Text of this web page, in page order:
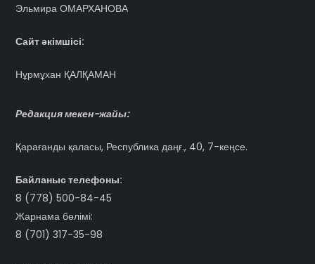
Эльмира ОМАРХАНОВА
Сайт әкімшісі:
Нұрмұхан ҚАЛҚАМАН
Редакция мекен-жайы:
Қарағанды қаласы, Республика даңғ., 40, 7-кеңсе.
Байланыс телефоны:
8 (778) 500-84-45
Жарнама бөлімі:
8 (701) 317-35-98